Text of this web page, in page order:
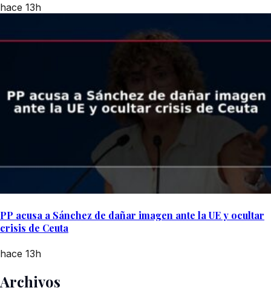
hace 13h
PP acusa a Sánchez de dañar imagen ante la UE y ocultar
crisis de Ceuta
hace 13h
Archivos